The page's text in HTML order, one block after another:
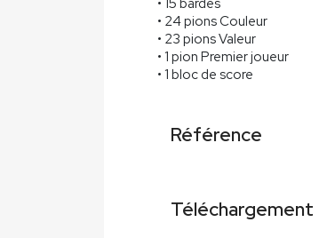
• 15 bardes
• 24 pions Couleur
• 23 pions Valeur
• 1 pion Premier joueur
• 1 bloc de score
Référence
Téléchargement